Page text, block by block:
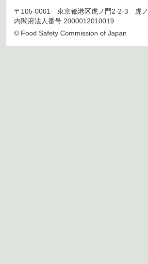
〒105-0001 東京都港区虎ノ門2-2-3 虎ノ
内閣府法人番号 2000012010019
© Food Safety Commission of Japan